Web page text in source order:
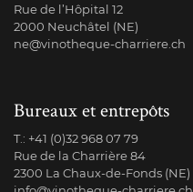
Rue de l’Hôpital 12
2000 Neuchâtel (NE)
ne@vinotheque-charriere.ch
Bureaux et entrepôts
T.: +41 (0)32 968 07 79
Rue de la Charrière 84
2300 La Chaux-de-Fonds (NE)